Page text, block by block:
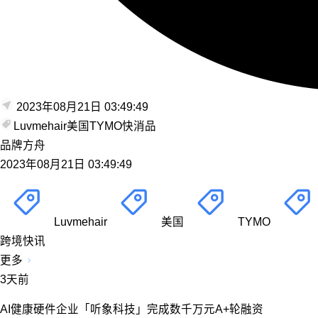
2023年08月21日 03:49:49
Luvmehair美国 TYMO快消品
品牌方舟
2023年08月21日 03:49:49
Luvmehair 美国
TYMO
跨境快讯
更多
3天前
AI健康硬件企业「听象科技」完成数千万元A+轮融资